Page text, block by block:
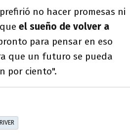
no hacer promesas ni
el sueño de volver a
para pensar en eso
que un futuro se pueda
por ciento".
RIVER